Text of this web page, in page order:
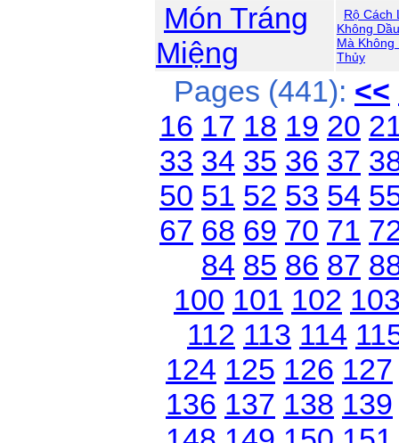
Món Tráng
Miệng
Rộ Cách
Không
Mà Không
Thủy
Pages (441): <<
16 17 18 19 20
33 34 35 36 37
50 51 52 53 54
67 68 69 70 71
84 85 86 87
100 101 102
112 113 114
124 125 126 127
136 137 138 139